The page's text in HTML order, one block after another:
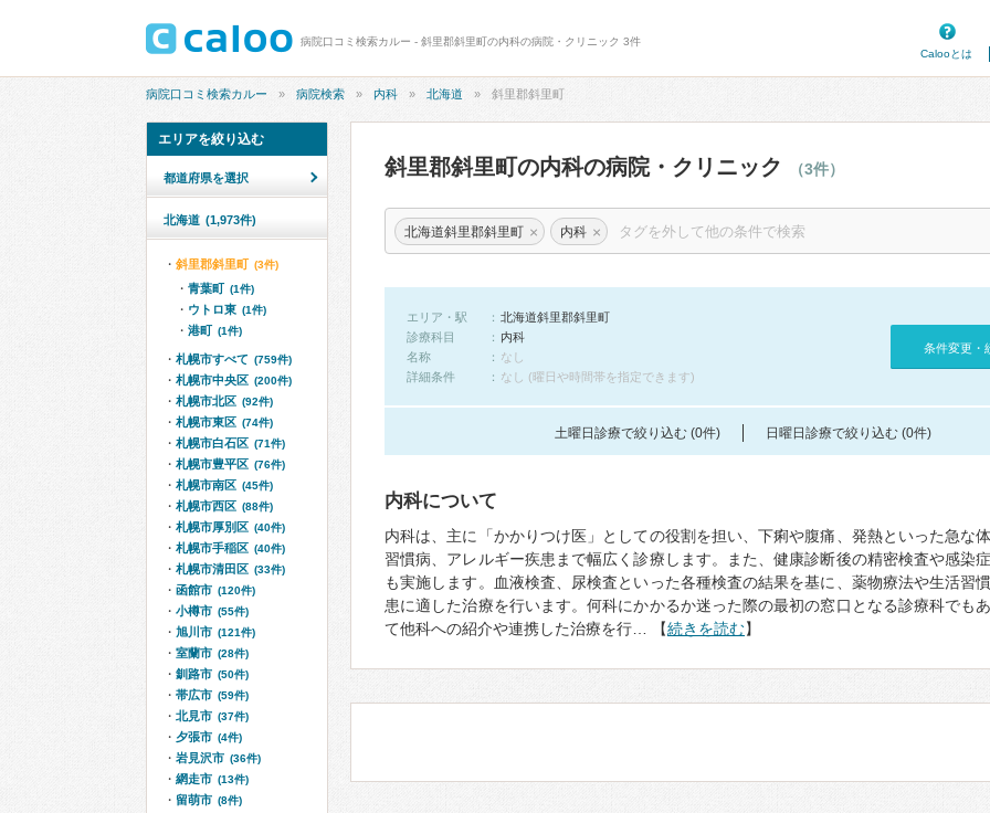
病院口コミ検索カルー - 斜里郡斜里町の内科の病院・クリニック 3件
Calooとは
病院口コミ検索カルー 病院検索 内科 北海道 斜里郡斜里町
斜里郡斜里町の内科の病院・クリニック （3件）
北海道斜里郡斜里町 × 内科 ×
エリア・駅
北海道斜里郡斜里町
診療科目
内科
名称
なし
詳細条件
なし (曜日や時間帯を指定できます)
条件変更・
土曜日診療で絞り込む (0件) 日曜日診療で絞り込む (0件)
内科について
内科は、主に「かかりつけ医」としての役割を担い、下痢や腹痛、発熱といった急な
習慣病、アレルギー疾患まで幅広く診療します。また、健康診断後の精密検査や感染
も実施します。血液検査、尿検査といった各種検査の結果を基に、薬物療法や生活習
患に適した治療を行います。何科にかかるか迷った際の最初の窓口となる診療科でも
て他科への紹介や連携した治療を行… 【続きを読む】
エリアを絞り込む
都道府県を選択
北海道 (1,973件)
斜里郡斜里町 (3件)
青葉町 (1件)
ウトロ東 (1件)
港町 (1件)
札幌市すべて (759件)
札幌市中央区 (200件)
札幌市北区 (92件)
札幌市東区 (74件)
札幌市白石区 (71件)
札幌市豊平区 (76件)
札幌市南区 (45件)
札幌市西区 (88件)
札幌市厚別区 (40件)
札幌市手稲区 (40件)
札幌市清田区 (33件)
函館市 (120件)
小樽市 (55件)
旭川市 (121件)
室蘭市 (28件)
釧路市 (50件)
帯広市 (59件)
北見市 (37件)
夕張市 (4件)
岩見沢市 (36件)
網走市 (13件)
留萌市 (8件)